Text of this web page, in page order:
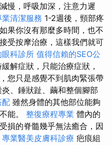
慢，呼吸加深，注意力遲
業清潔服務 1-2週後，頸部疼
果你沒有那麼多時間，也不
受按摩治療，這樣我們就可
科診所 值得信賴的SEO公
解症狀，只能治療症狀，
您只是感覺不到肌肉緊張帶
、錘狀趾、繭和整個腳部
配 雖然身體的其他部位能夠
能。 整復療程專業 體內的
損的脊髓幾乎無法癒合，因
專業醫美皮膚科診療 疤痕組